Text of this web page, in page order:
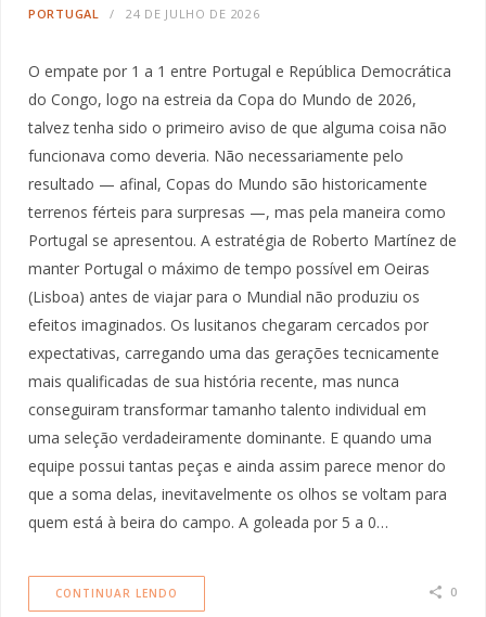
PORTUGAL 24 DE JULHO DE 2026
O empate por 1 a 1 entre Portugal e República Democrática
do Congo, logo na estreia da Copa do Mundo de 2026,
talvez tenha sido o primeiro aviso de que alguma coisa não
funcionava como deveria. Não necessariamente pelo
resultado — afinal, Copas do Mundo são historicamente
terrenos férteis para surpresas —, mas pela maneira como
Portugal se apresentou. A estratégia de Roberto Martínez de
manter Portugal o máximo de tempo possível em Oeiras
(Lisboa) antes de viajar para o Mundial não produziu os
efeitos imaginados. Os lusitanos chegaram cercados por
expectativas, carregando uma das gerações tecnicamente
mais qualificadas de sua história recente, mas nunca
conseguiram transformar tamanho talento individual em
uma seleção verdadeiramente dominante. E quando uma
equipe possui tantas peças e ainda assim parece menor do
que a soma delas, inevitavelmente os olhos se voltam para
quem está à beira do campo. A goleada por 5 a 0…
CONTINUAR LENDO 0